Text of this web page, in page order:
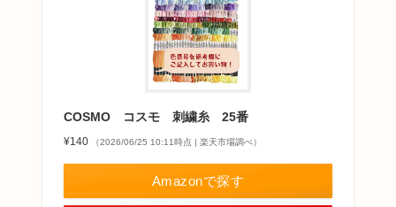
COSMO コスモ 刺繍糸 25番
¥140 （2026/06/25 10:11時点 | 楽天市場調べ）
Amazonで探す